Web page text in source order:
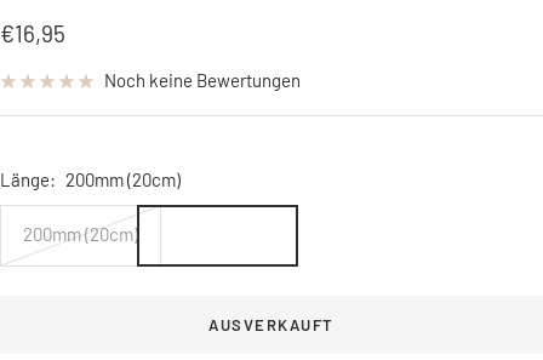
Angebotspreis
€16,95
Noch keine Bewertungen
Länge: 200mm (20cm)
200mm (20cm)
AUSVERKAUFT